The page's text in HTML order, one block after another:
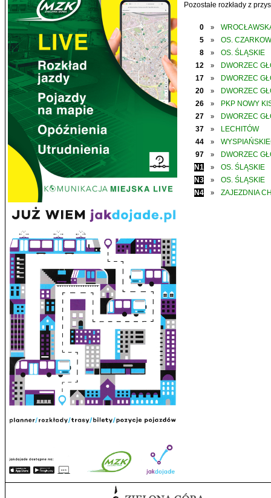
Pozostałe rozkłady z
0 »
5
»
OS.
8
»
OS. ŚLĄSKIE
12
»
DWORZEC
17
»
DWORZEC
20
»
DWORZEC
26
»
PKP NOWY
27
»
DWORZEC
37
»
LECHITÓW
44
»
97
»
DWORZEC
N1
»
OS. ŚLĄSKIE
N3
»
OS. ŚLĄSKIE
N4
» ZAJEZDNIA